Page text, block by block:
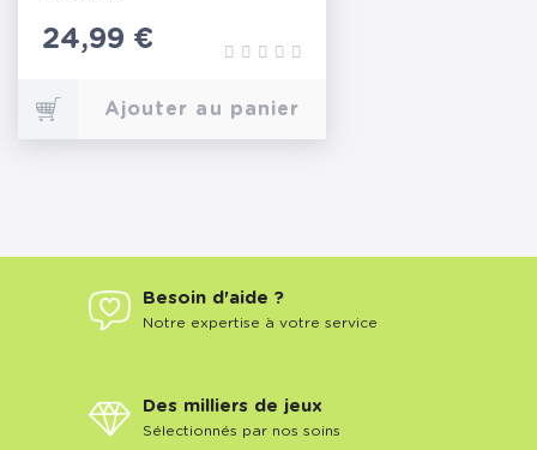
Prix
24,99 €
Ajouter au panier
Besoin d'aide ?
Notre expertise à votre service
Des milliers de jeux
Sélectionnés par nos soins